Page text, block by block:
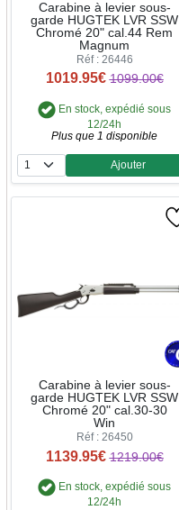
Carabine à levier sous-
garde HUGTEK LVR SSW
Chromé 20" cal.44 Rem
Magnum
Réf : 26446
1019.95€ 1099.00€
En stock, expédié sous
12/24h
Plus que 1 disponible
Quantité
Ajouter
Carabine à levier sous-
garde HUGTEK LVR SSW
Chromé 20" cal.30-30
Win
Réf : 26450
1139.95€ 1219.00€
En stock, expédié sous
12/24h